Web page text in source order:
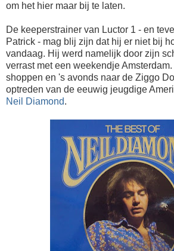
om het hier maar bij te laten.
De keeperstrainer van Luctor 1 - en
Patrick - mag blij zijn dat hij er niet bij
vandaag. Hij werd namelijk door zijn
verrast met een weekendje
shoppen en 's avonds naar de Ziggo
optreden van de eeuwig jeugdige
Neil Diamond.